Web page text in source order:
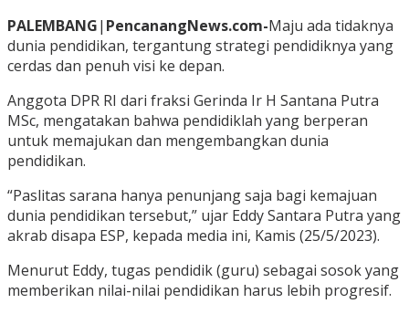
PALEMBANG| PencanangNews.com-Maju ada tidaknya
dunia pendidikan, tergantung strategi pendidiknya yang
cerdas dan penuh visi ke depan.
Anggota DPR RI dari fraksi Gerinda Ir H Santana Putra
MSc, mengatakan bahwa pendidiklah yang berperan
untuk memajukan dan mengembangkan dunia
pendidikan.
“Paslitas sarana hanya penunjang saja bagi kemajuan
dunia pendidikan tersebut,” ujar Eddy Santara Putra yang
akrab disapa ESP, kepada media ini, Kamis (25/5/2023).
Menurut Eddy, tugas pendidik (guru) sebagai sosok yang
memberikan nilai-nilai pendidikan harus lebih progresif.